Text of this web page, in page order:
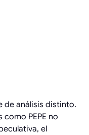
de análisis distinto.
PEPE no
el